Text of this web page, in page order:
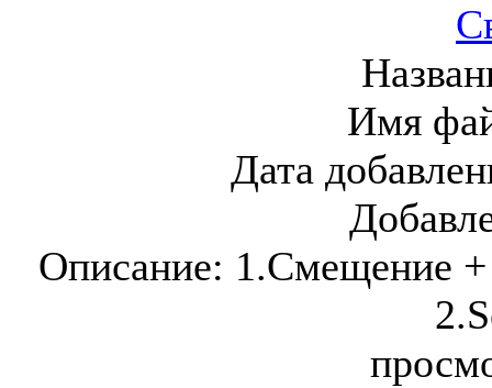
Имя
Дата
Описание: 1.Смещение +